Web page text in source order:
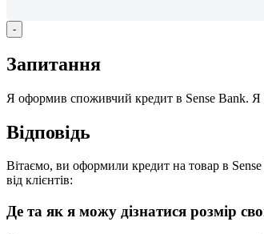
-
Запитання
Я оформив споживчий кредит в Sense Bank. Я
Відповідь
Вітаємо, ви оформили кредит на товар в Sense
від клієнтів:
Де та як я можу дізнатися розмір сво